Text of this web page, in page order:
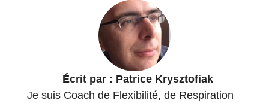
Écrit par : Patrice Krysztofiak
Je suis Coach de Flexibilité, de Respiration